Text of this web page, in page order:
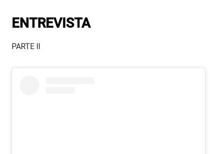
ENTREVISTA
PARTE II